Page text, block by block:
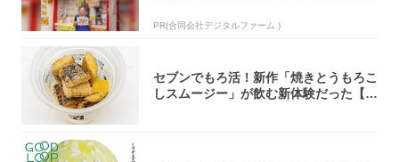
PR(合同会社デジタルファーム )
セブンでもろ活！新作「焼きとうもろこ
しスムージー」が飲む新体験だった【東